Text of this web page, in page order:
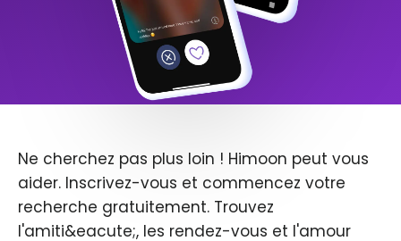
Ne cherchez pas plus loin ! Himoon peut vous
aider. Inscrivez-vous et commencez votre
recherche gratuitement. Trouvez
l'amiti&eacute;, les rendez-vous et l'amour